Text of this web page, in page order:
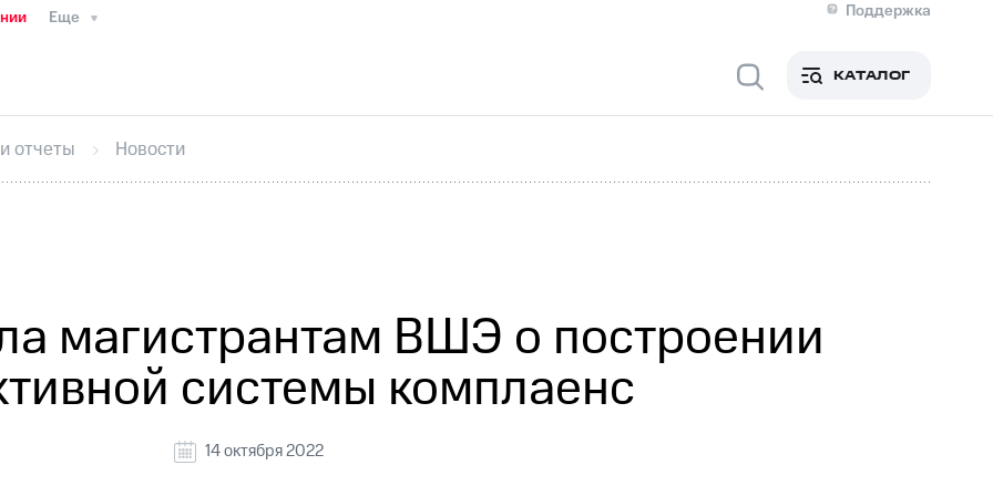
Еще
Поддержка
Медиа-центр
ИнтервьюФинансовая отчетностьКонтактыНовости в регионе
секретарьРаскрытие информации
кабинет акционераАкционерный капиталКонтроль и аудитРынок акций
КАТАЛОГ
отчеты Новости
магистрантам ВШЭ о построении
системы комплаенс
14 октября 2022